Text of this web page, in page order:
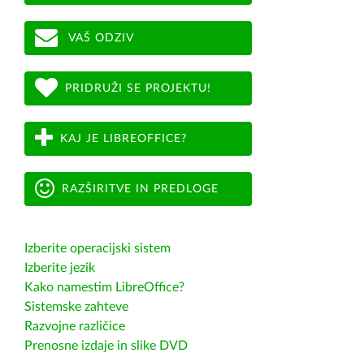
VAŠ ODZIV
PRIDRUŽI SE PROJEKTU!
KAJ JE LIBREOFFICE?
RAZŠIRITVE IN PREDLOGE
Izberite operacijski sistem
Izberite jezik
Kako namestim LibreOffice?
Sistemske zahteve
Razvojne različice
Prenosne izdaje in slike DVD